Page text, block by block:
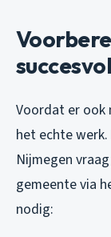
Voordat er ook
het echte
Nijmegen
gemeente via
nodig: